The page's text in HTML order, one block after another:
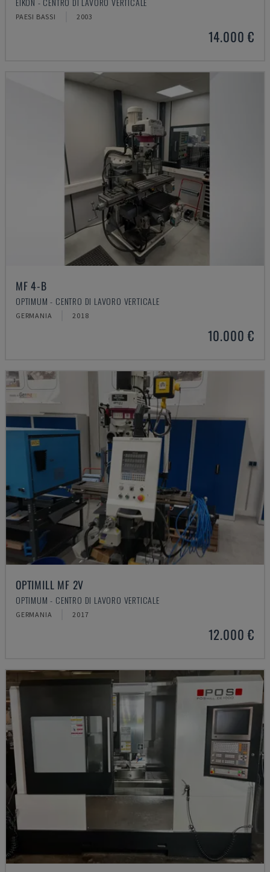
PAESI BASSI 2003
14.000 €
MF 4-B
OPTIMUM - CENTRO DI LAVORO VERTICALE
GERMANIA 2018
10.000 €
OPTIMILL MF 2V
OPTIMUM - CENTRO DI LAVORO VERTICALE
GERMANIA 2017
12.000 €